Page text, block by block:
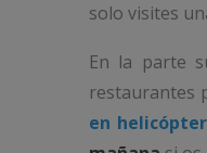
solo visites
En la parte
restaurantes
en